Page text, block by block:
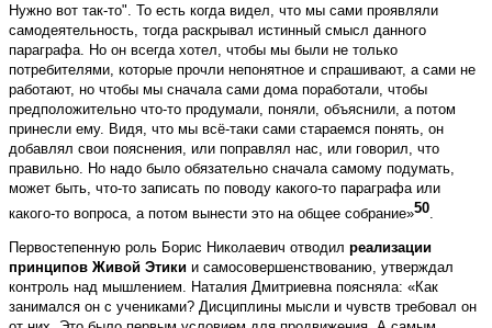
Нужно вот так-то". То есть когда видел, что мы сами проявляли
самодеятельность, тогда раскрывал истинный смысл данного
параграфа. Но он всегда хотел, чтобы мы были не только
потребителями, которые прочли непонятное и спрашивают, а сами не
работают, но чтобы мы сначала сами дома поработали, чтобы
предположительно что-то продумали, поняли, объяснили, а потом
принесли ему. Видя, что мы всё-таки сами стараемся понять, он
добавлял свои пояснения, или поправлял нас, или говорил, что
правильно. Но надо было обязательно сначала самому подумать,
может быть, что-то записать по поводу какого-то параграфа или
какого-то вопроса, а потом вынести это на общее собрание»50.
Первостепенную роль Борис Николаевич отводил реализации
принципов Живой Этики и самосовершенствованию, утверждал
контроль над мышлением. Наталия Дмитриевна поясняла: «Как
занимался он с учениками? Дисциплины мысли и чувств требовал он